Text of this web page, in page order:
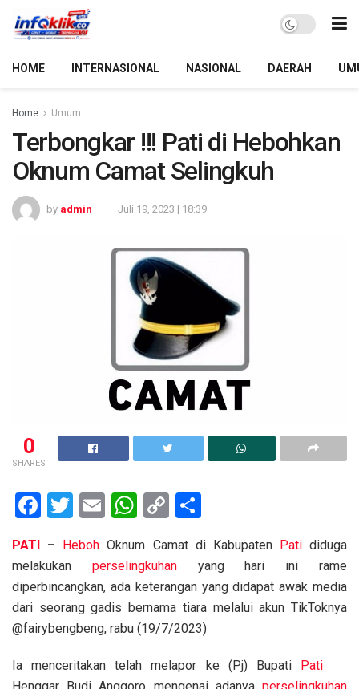
HOME INTERNASIONAL NASIONAL DAERAH
Home Umum
Terbongkar !!! Pati di Hebohkan
Oknum Camat Selingkuh
by admin Juli 19, 2023 | 18:39
0
SHARES
F
ce
b
o
o
k
T
tt
er
E
ail
W
at
s
A
p
p
C
py
Li
n
k
ar
e
PATI – Heboh Oknum Camat di Kabupaten Patididuga
melakukan perselingkuhanyang hari ini rame
diperbincangkan, ada keterangan yang didapat awak media
dari seorang gadis bernama tiara melalui akun TikToknya
@fairybengbeng, rabu (19/7/2023)
Ia menceritakan telah melapor ke (Pj) Bupati
Pati